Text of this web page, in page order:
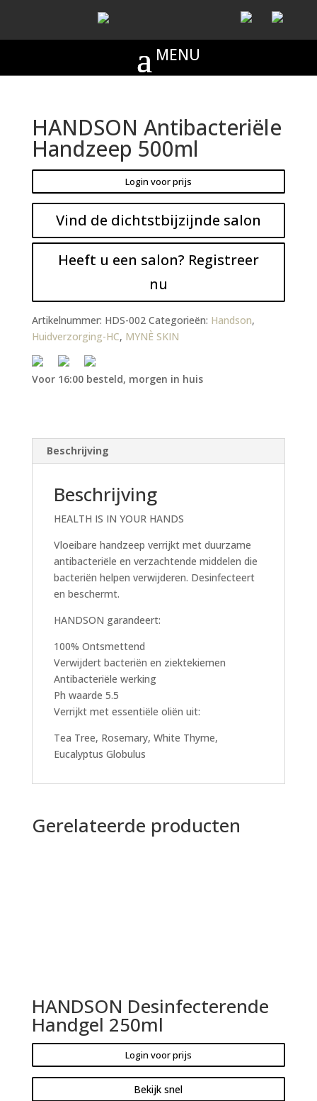
HANDSON Antibacteriële
Handzeep 500ml
Login voor prijs
Vind de dichtstbijzijnde salon
Heeft u een salon? Registreer
nu
Artikelnummer: HDS-002 Categorieën: Handson,
Huidverzorging-HC, MYNÈ SKIN
Voor 16:00 besteld, morgen in huis
Beschrijving
Beschrijving
HEALTH IS IN YOUR HANDS
Vloeibare handzeep verrijkt met duurzame
antibacteriële en verzachtende middelen die
bacteriën helpen verwijderen. Desinfecteert
en beschermt.
HANDSON garandeert:
100% Ontsmettend
Verwijdert bacteriën en ziektekiemen
Antibacteriële werking
Ph waarde 5.5
Verrijkt met essentiële oliën uit:
Tea Tree, Rosemary, White Thyme,
Eucalyptus Globulus
Gerelateerde producten
HANDSON Desinfecterende
Handgel 250ml
Login voor prijs
Bekijk snel